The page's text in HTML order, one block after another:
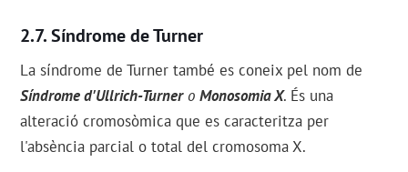
Síndrome de Turner
La síndrome de Turner també es coneix pel nom de
Síndrome d'Ullrich-TurneroMonosomia X. És una
alteració cromosòmica que es caracteritza per
l'absència parcial o total del cromosoma X.